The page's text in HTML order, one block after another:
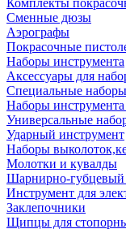
Комплекты
Сменные дюзы
Аэрографы
Покрасочные
Наборы инструмента
Аксессуары для
Специальные
Наборы
Универсальные
Ударный инструмент
Наборы
Молотки и кувалды
Шарнирно-губцевый
Инструмент для
Заклепочники
Щипцы для